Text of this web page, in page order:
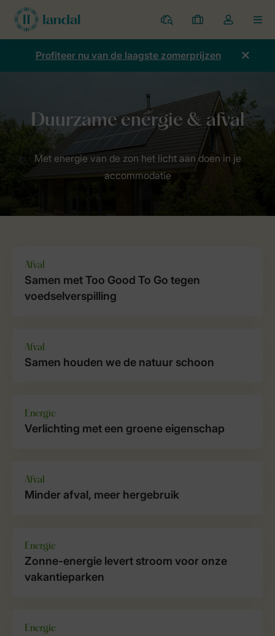
Parken
Mijn
boekingen
Open
de
dropdown
account
Profiteer nu van de laagste zomerprijzen
Duurzame energie & afval
Met energie van de zon het licht aan doen in je
accommodatie
Afval
Samen met Too Good To Go tegen
voedselverspilling
Afval
Samen houden we de natuur schoon
Energie
Verlichting met een groene eigenschap
Afval
Minder afval, meer hergebruik
Energie
Zonne-energie levert stroom voor onze
vakantieparken
Energie